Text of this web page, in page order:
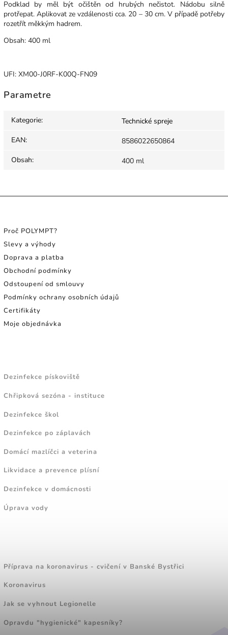
Podklad by měl být očištěn od hrubých nečistot. Nádobu silně
protřepat. Aplikovat ze vzdálenosti cca. 20 – 30 cm. V případě potřeby
rozetřít měkkým hadrem.
Obsah: 400 ml
UFI: XM00-J0RF-K00Q-FN09
Parametre
Kategorie:
Technické spreje
EAN:
8586022650864
Obsah: 400 ml
Proč POLYMPT?
Slevy a výhody
Doprava a platba
Obchodní podmínky
Odstoupení od smlouvy
Podmínky ochrany osobních údajů
Certifikáty
Moje objednávka
Dezinfekce pískoviště
Chřipková sezóna - instituce
Dezinfekce škol
Dezinfekce po záplavách
Domácí mazlíčci a veterina
Likvidace a prevence plísní
Dezinfekce v domácnosti
Úprava vody
Příprava na koronavirus - cvičení v Banské Bystřici
Koronavirus
Jak se vyhnout Legionelle
Opravdu "hygienické" kapesníky?